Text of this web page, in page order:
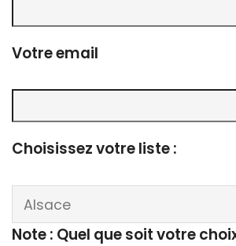
Votre email
Choisissez votre liste :
Note : Quel que soit votre